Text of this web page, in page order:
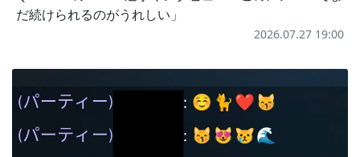
だ続けられるのがうれしい」
2026.07.27 19:00